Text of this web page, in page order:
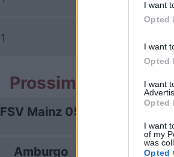
I want
Opted
I want
Opted
I want
Opted
I want
of my
was
Opted
Prossime partite
FSV Mainz 05
Amburgo